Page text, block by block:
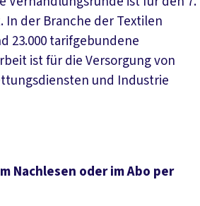
In der Branche der Textilen
23.000 tarifgebundene
ist für die Versorgung von
und Industrie
Nachlesen oder im Abo per